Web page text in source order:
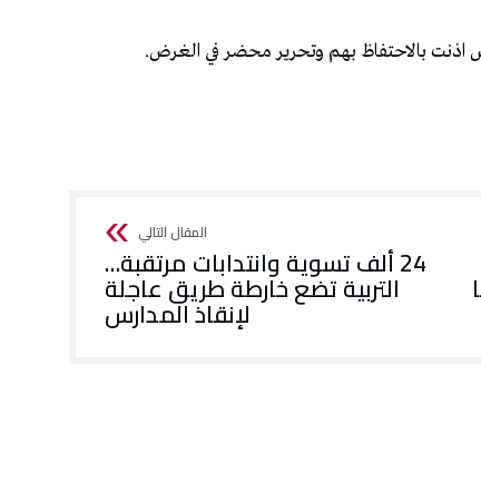
اذنت بالاحتفاظ بهم وتحرير محضر في الغرض.
24 ألف تسوية وانتدابات مرتقبة…
التربية تضع خارطة طريق عاجلة
لإنقاذ المدارس